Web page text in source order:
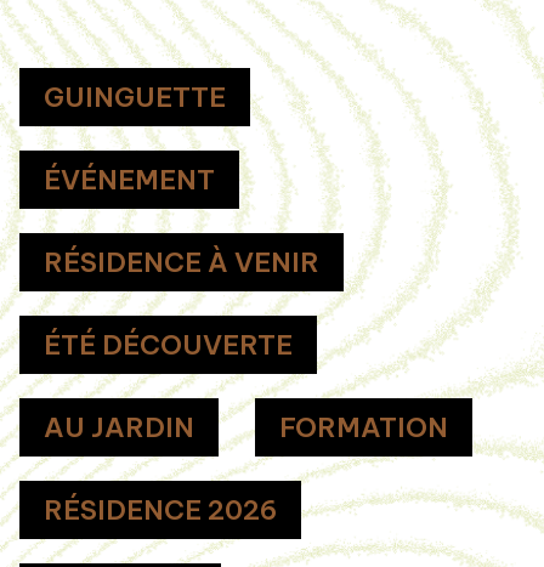
GUINGUETTE
ÉVÉNEMENT
RÉSIDENCE À VENIR
ÉTÉ DÉCOUVERTE
AU JARDIN FORMATION
RÉSIDENCE 2026